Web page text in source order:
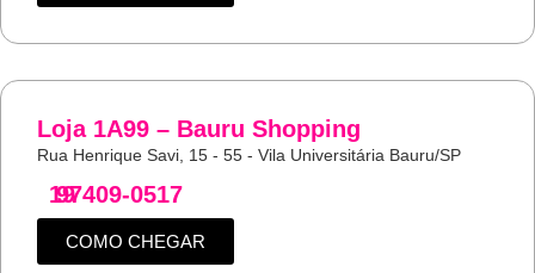
Loja 1A99 – Bauru Shopping
Rua Henrique Savi, 15 - 55 - Vila Universitária Bauru/SP
19
97409-0517
COMO CHEGAR